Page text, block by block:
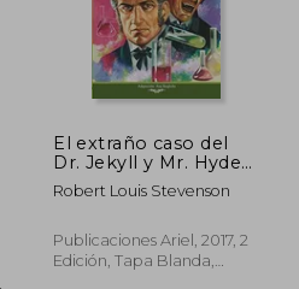
45%
dcto.
El extraño caso del
Dr. Jekyll y Mr. Hyde
(Ariel Juvenil
Ilustrada)
Robert Louis Stevenson
Publicaciones Ariel, 2017, 2
Edición, Tapa Blanda,